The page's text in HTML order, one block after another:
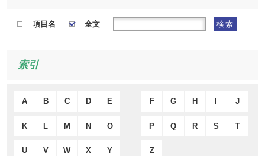
項目名 全文 検索
索引
A B C D E F G H J
K L M N O P Q R S T
U V W X Y Z